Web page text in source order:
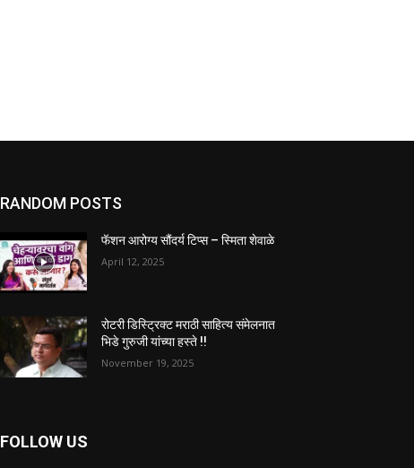
RANDOM POSTS
फॅशन आरोग्य सौंदर्य टिप्स – स्मिता शेवाळे
April 12, 2025
रोटरी डिस्ट्रिक्ट मराठी साहित्य संमेलनात
भिडे गुरुजी यांच्या हस्ते !!
November 19, 2025
FOLLOW US